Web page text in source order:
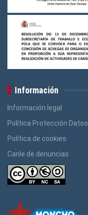
Información
Información legal
Política Protección Datos
Política de cookies
Canle de denuncias